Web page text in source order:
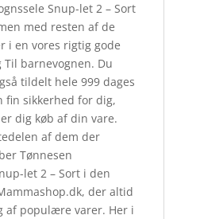
Snup-let 2 – Sort
med resten af de
i en vores rigtig gode
barnevognen. Du
tildelt hele 999 dages
fin sikkerhed for dig,
dig køb af din vare.
af dem der
Tønnesen
let 2 – Sort i den
der altid
af populære varer. Her i